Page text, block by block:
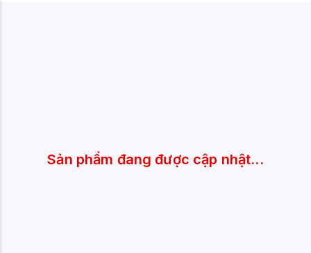
Sản phẩm đang được cập nhật...